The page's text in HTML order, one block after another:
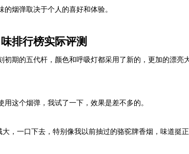
烟弹取决于个人的喜好和体验。
排行榜实际评测
初期的五代杆，颜色和呼吸灯都采用了新的，更加的漂亮
用这个烟弹，我试了一下，效果是差不多的。
，一口下去，特别像我以前抽过的骆驼牌香烟，味道挺